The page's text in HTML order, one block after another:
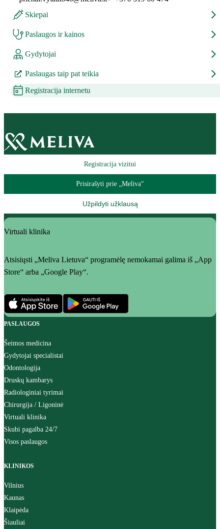
Skiepai
Paslaugos ir kainos
Gydytojai
Paslaugas taip pat teikia
Registracija internetu
Registracija vizitui
Prisirašyti prie „Meliva“
Užpildyti užklausą
Virtuali klinika
Atsisiųsti „Meliva Lietuva“ programėlę nemokamai galima iš „App
Store“ arba „Google Play“.
PASLAUGOS
Šeimos medicina
Gydytojai specialistai
Odontologija
Druskų kambarys
Radiologiniai tyrimai
Chirurgija / Ligoninė
Virtuali klinika
Skubi pagalba 24/7
Visos paslaugos
KLINIKOS
Vilnius
Kaunas
Klaipėda
Šiauliai